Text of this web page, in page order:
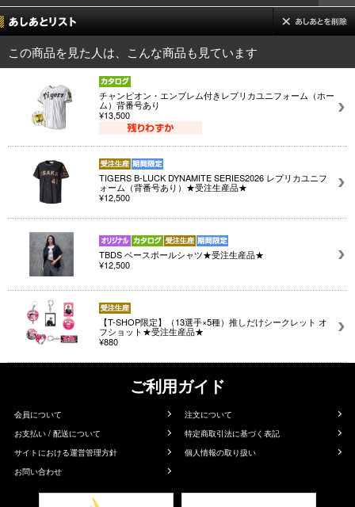
この商品を見た人は、こんな商品も見ています
チャンピオン・エンブレム付きレプリカユニフォーム（ホー
ム）背番号あり
¥13,500
TIGERS B-LUCK DYNAMITE SERIES2026 レプリカユニフ
ォーム（背番号あり）★受注生産品★
¥12,500
TBDS ベースボールシャツ★受注生産品★
¥12,500
【T-SHOP限定】（13選手×5種）推しだけシークレット オ
フショット★受注生産品★
¥880
ご利用ガイド
会員について
注文について
お支払い / 配送について
特定商取引法に基づく表記
サイトにおける運営管理方針
個人情報の取り扱い
お問い合わせ